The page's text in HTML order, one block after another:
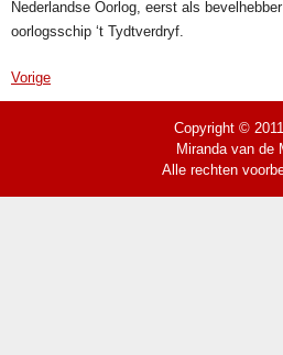
Nederlandse Oorlog, eerst als
oorlogsschip ‘t Tydtverdryf.
Vorige
Copyright ©
Miranda van de
Alle rechten